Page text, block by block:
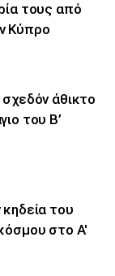
τους από
Κύπρο
άθικτο
του Β’
κηδεία του
στο Α'